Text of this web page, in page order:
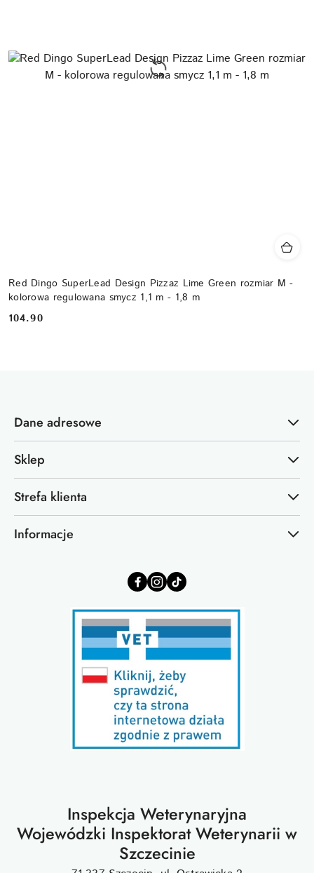
Red Dingo SuperLead Design Pizzaz Lime Green rozmiar M -
kolorowa regulowana smycz 1,1 m - 1,8 m
Cena:
104.90
Dane adresowe
Sklep
Strefa klienta
Informacje
Inspekcja Weterynaryjna
Wojewódzki Inspektorat Weterynarii w
Szczecinie